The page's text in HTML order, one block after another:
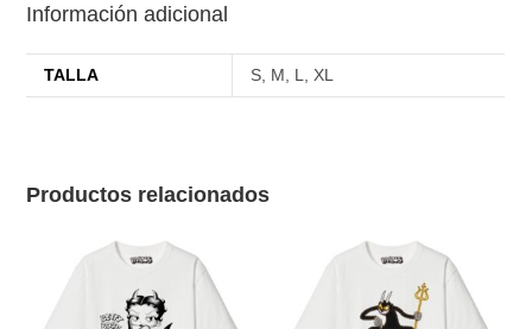
Información adicional
TALLA S, M, L, XL
Productos relacionados